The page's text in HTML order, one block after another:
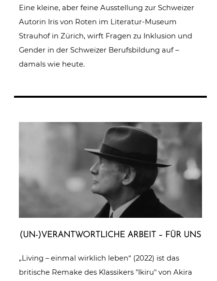
Eine kleine, aber feine Ausstellung zur Schweizer
Autorin Iris von Roten im Literatur-Museum
Strauhof in Zürich, wirft Fragen zu Inklusion und
Gender in der Schweizer Berufsbildung auf –
damals wie heute.
(UN-)VERANTWORTLICHE ARBEIT – FÜR UNS
„Living – einmal wirklich leben“ (2022) ist das
britische Remake des Klassikers "Ikiru" von Akira